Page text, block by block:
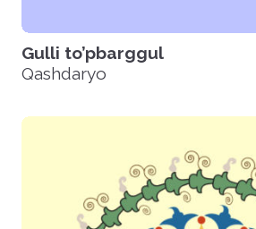
Gulli to’pbarggul
Qashdaryo